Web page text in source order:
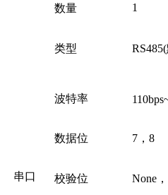
串口
数量 1
类型
波特率
数据位 7，8
校验位 None